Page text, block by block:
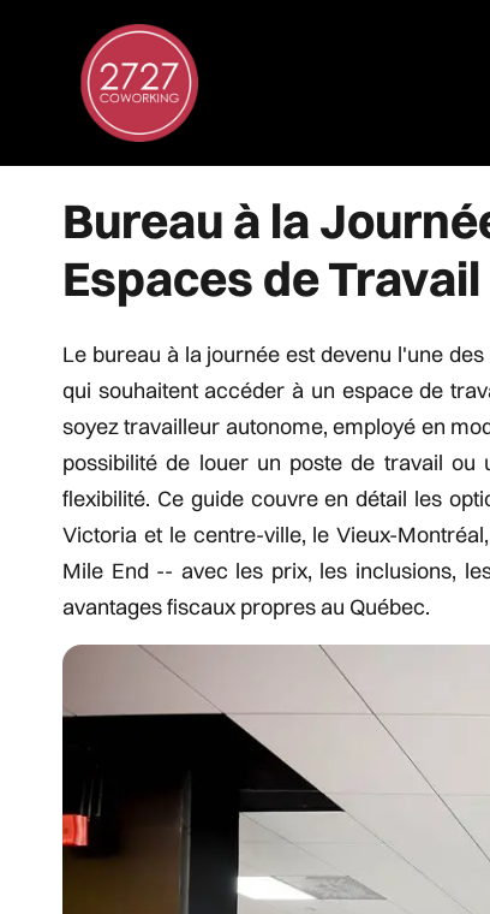
Bureau à la
Espaces de
Le bureau à la journée est devenu l'une
qui souhaitent accéder à un espace de
soyez travailleur autonome, employé en
possibilité de louer un poste de travail
flexibilité. Ce guide couvre en détail les
Victoria et le centre-ville, le Vieux-
Mile End -- avec les prix, les inclusions,
avantages fiscaux propres au Québec.